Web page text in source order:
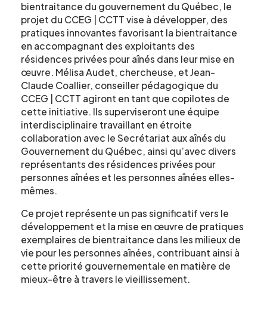
bientraitance du gouvernement du Québec, le
projet du CCEG | CCTT vise à développer, des
pratiques innovantes favorisant la bientraitance
en accompagnant des exploitants des
résidences privées pour aînés dans leur mise en
œuvre. Mélisa Audet, chercheuse, et Jean-
Claude Coallier, conseiller pédagogique du
CCEG | CCTT agiront en tant que copilotes de
cette initiative. Ils superviseront une équipe
interdisciplinaire travaillant en étroite
collaboration avec le Secrétariat aux aînés du
Gouvernement du Québec, ainsi qu’avec divers
représentants des résidences privées pour
personnes aînées et les personnes aînées elles-
mêmes.
Ce projet représente un pas significatif vers le
développement et la mise en œuvre de pratiques
exemplaires de bientraitance dans les milieux de
vie pour les personnes aînées, contribuant ainsi à
cette priorité gouvernementale en matière de
mieux-être à travers le vieillissement.
Formulaire
d'intérêt
Le CCEG et ses partenaires sont
régulièrement à la recherche de gens pour
participer à ses projets, études, sondages,
essais. Écrivez-nous ci-dessous pour nous
faire connaître votre intérêt.
Nom
Prénom*